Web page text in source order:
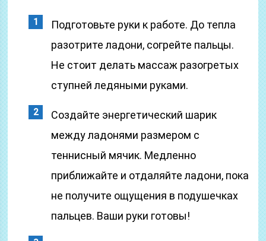
Подготовьте руки к работе. До тепла
разотрите ладони, согрейте пальцы.
Не стоит делать массаж разогретых
ступней ледяными руками.
Создайте энергетический шарик
между ладонями размером с
теннисный мячик. Медленно
приближайте и отдаляйте ладони, пока
не получите ощущения в подушечках
пальцев. Ваши руки готовы!